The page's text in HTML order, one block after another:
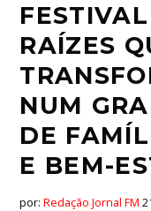
RAÍZES
NUM
DE
E BEM-
por:Redação Jornal FM